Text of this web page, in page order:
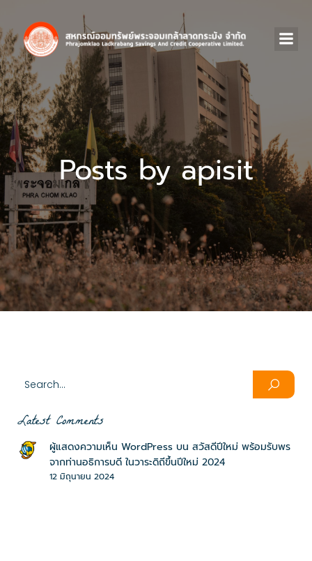
Posts byapisit
Latest Comments
ผู้แสดงความเห็น WordPressบน สวัสดีปีใหม่ พร้อมรับพร
จากท่านอธิการบดี ในวาระดิถีขึ้นปีใหม่ 2024
12 มิถุนายน 2024